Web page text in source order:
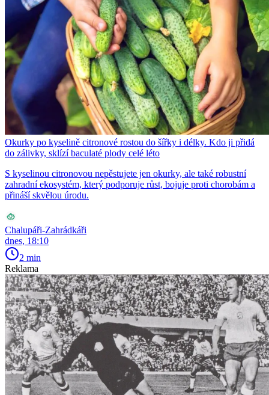
Okurky po kyselině citronové rostou do šířky i délky. Kdo ji přidá
do zálivky, sklízí baculaté plody celé léto
S kyselinou citronovou nepěstujete jen okurky, ale také robustní
zahradní ekosystém, který podporuje růst, bojuje proti chorobám a
přináší skvělou úrodu.
Chalupáři-Zahrádkáři
dnes, 18:10
2 min
Reklama